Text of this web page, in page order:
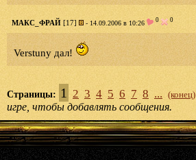
МАКС_ФРАЙ [17] - 14.09.2006 в 10:26 0 0
Verstunу дал!
Страницы: 1 2 3 4 5 6 7 8 ... (конец)
игре, чтобы добавлять сообщения.